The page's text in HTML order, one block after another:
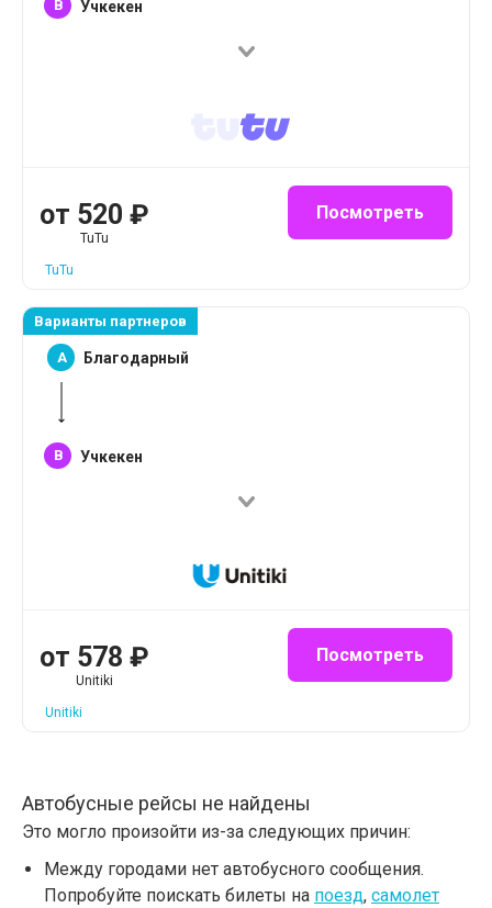
B Учкекен
от 520 ₽
TuTu
Посмотреть
TuTu
Варианты партнеров
A Благодарный
B Учкекен
от 578 ₽
Unitiki
Посмотреть
Unitiki
Автобусные рейсы не найдены
Это могло произойти из-за следующих причин:
Между городами нет автобусного сообщения.
Попробуйте поискать билеты на поезд, самолет